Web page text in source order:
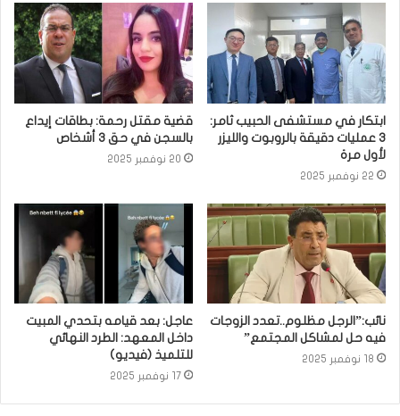
ابتكار في مستشفى الحبيب ثامر:
3 عمليات دقيقة بالروبوت والليزر
لأول مرة
22 نوفمبر 2025
قضية مقتل رحمة: بطاقات إيداع
بالسجن في حق 3 أشخاص
20 نوفمبر 2025
نائب:”الرجل مظلوم..تعدد الزوجات
فيه حل لمشاكل المجتمع”
18 نوفمبر 2025
عاجل: بعد قيامه بتحدي المبيت
داخل المعهد: الطرد النهائي
للتلميذ (فيديو)
17 نوفمبر 2025